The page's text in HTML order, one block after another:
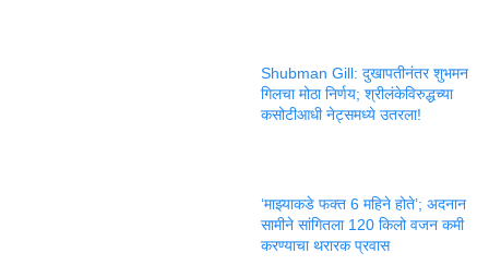
Shubman Gill: दुखापतीनंतर शुभमन
गिलचा मोठा निर्णय; श्रीलंकेविरुद्धच्या
कसोटीआधी नेट्समध्ये उतरला!
‘माझ्याकडे फक्त 6 महिने होते’; अदनान
सामीने सांगितला 120 किलो वजन कमी
करण्याचा थरारक प्रवास